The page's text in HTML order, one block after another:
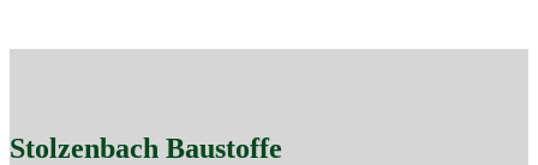
Stolzenbach Baustoffe